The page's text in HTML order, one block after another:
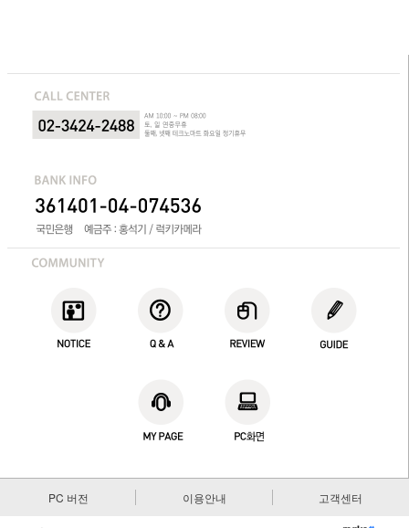
PC 버전 이용안내 고객센터